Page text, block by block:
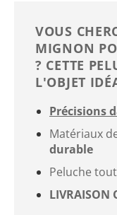
VOUS
MIGNON
? CETTE
L'OBJET
Précisions
Matériaux
durable
Peluche
LIVRAISON